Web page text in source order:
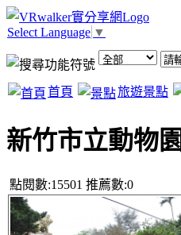
Select Language ▼
首頁 旅遊景點
新竹市立動物園
點閱數:15501 推薦數:0